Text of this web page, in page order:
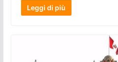
Leggi di più